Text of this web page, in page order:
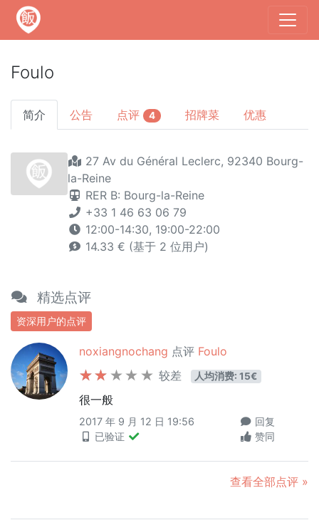
Foulo
简介 公告 点评 4 招牌菜 优惠
27 Av du Général Leclerc, 92340 Bourg-
la-Reine
RER B: Bourg-la-Reine
+33 1 46 63 06 79
12:00-14:30, 19:00-22:00
14.33 € (基于 2 位用户)
精选点评
资深用户的点评
noxiangnochang 点评 Foulo
较差
人均消费: 15€
很一般
2017 年 9 月 12 日 19:56
已验证
回复
赞同
查看全部点评 »